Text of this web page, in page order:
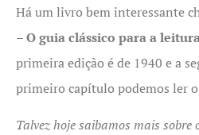
Há um livro bem interessante
– O guia clássico para a
primeira edição é de 1940 e a
primeiro capítulo podemos ler
Talvez hoje saibamos mais sobre